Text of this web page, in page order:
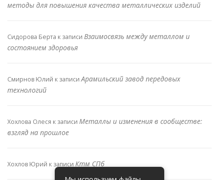
методы для повышения качества металлических изделий
Сидорова Берта к записи Взаимосвязь между металлом и
состоянием здоровья
Смирнов Юлий к записиАрамильский завод передовых
технологий
Хохлова Олеся к записи Металлы и изменения в сообществе:
взгляд на прошлое
Хохлов Юрий к записи Ктм СПб